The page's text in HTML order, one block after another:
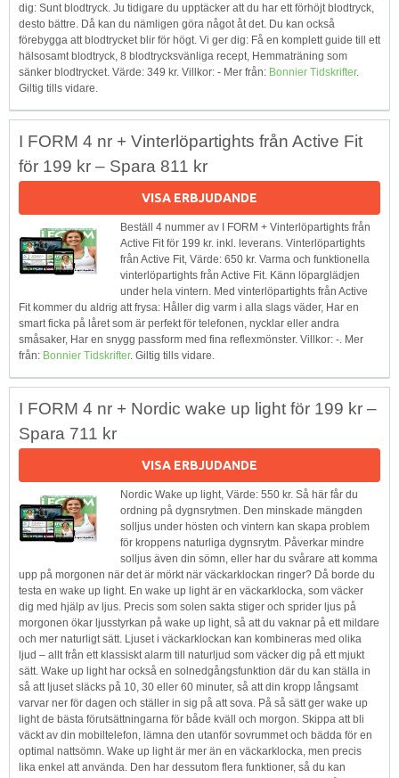
dig: Sunt blodtryck. Ju tidigare du upptäcker att du har ett förhöjt blodtryck,
desto bättre. Då kan du nämligen göra något åt det. Du kan också
förebygga att blodtrycket blir för högt. Vi ger dig: Få en komplett guide till ett
hälsosamt blodtryck, 8 blodtrycksvänliga recept, Hemmaträning som
sänker blodtrycket. Värde: 349 kr. Villkor: - Mer från: Bonnier Tidskrifter.
Giltig tills vidare.
I FORM 4 nr + Vinterlöpartights från Active Fit
för 199 kr – Spara 811 kr
VISA ERBJUDANDE
Beställ 4 nummer av I FORM + Vinterlöpartights från
Active Fit för 199 kr. inkl. leverans. Vinterlöpartights
från Active Fit, Värde: 650 kr. Varma och funktionella
vinterlöpartights från Active Fit. Känn löparglädjen
under hela vintern. Med vinterlöpartights från Active
Fit kommer du aldrig att frysa: Håller dig varm i alla slags väder, Har en
smart ficka på låret som är perfekt för telefonen, nycklar eller andra
småsaker, Har en snygg passform med fina reflexmönster. Villkor: -. Mer
från: Bonnier Tidskrifter. Giltig tills vidare.
I FORM 4 nr + Nordic wake up light för 199 kr –
Spara 711 kr
VISA ERBJUDANDE
Nordic Wake up light, Värde: 550 kr. Så här får du
ordning på dygnsrytmen. Den minskade mängden
solljus under hösten och vintern kan skapa problem
för kroppens naturliga dygnsrytm. Påverkar mindre
solljus även din sömn, eller har du svårare att komma
upp på morgonen när det är mörkt när väckarklockan ringer? Då borde du
testa en wake up light. En wake up light är en väckarklocka, som väcker
dig med hjälp av ljus. Precis som solen sakta stiger och sprider ljus på
morgonen ökar ljusstyrkan på wake up light, så att du vaknar på ett mildare
och mer naturligt sätt. Ljuset i väckarklockan kan kombineras med olika
ljud – allt från ett klassiskt alarm till naturljud som väcker dig på ett mjukt
sätt. Wake up light har också en solnedgångsfunktion där du kan ställa in
så att ljuset släcks på 10, 30 eller 60 minuter, så att din kropp långsamt
varvar ner för dagen och ställer in sig på att sova. På så sätt ger wake up
light de bästa förutsättningarna för både kväll och morgon. Skippa att bli
väckt av din mobiltelefon, lämna den utanför sovrummet och bädda för en
optimal nattsömn. Wake up light är mer än en väckarklocka, men precis
lika enkel att använda. Den har dessutom flera funktioner, så du kan